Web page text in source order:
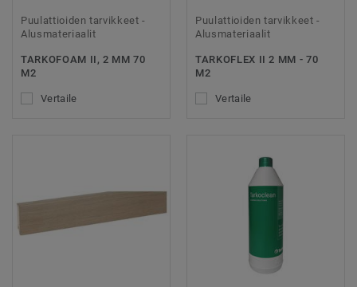
Puulattioiden tarvikkeet -
Alusmateriaalit
TARKOFOAM II, 2 MM 70
M2
Vertaile
Puulattioiden tarvikkeet -
Alusmateriaalit
TARKOFLEX II 2 MM - 70
M2
Vertaile